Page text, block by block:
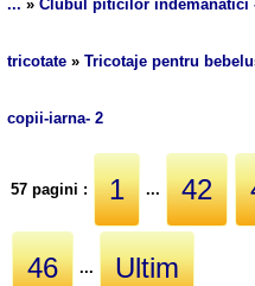
... »Clubul piticilor indemanatici
tricotate »Tricotaje pentru
copii-iarna- 2
57 pagini : 1 ... 42
46 ... Ultim